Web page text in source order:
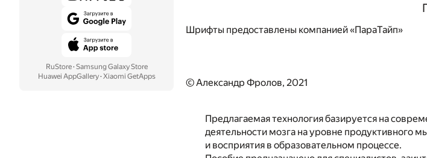
RuStore· Samsung Galaxy Store
Huawei AppGallery· Xiaomi GetApps
Шрифты предоставлены компанией «ПараТайп»
© Александр Фролов, 2021
Предлагаемая технология базируется на
деятельности мозга на уровне продуктивного
и восприятия в образовательном процессе.